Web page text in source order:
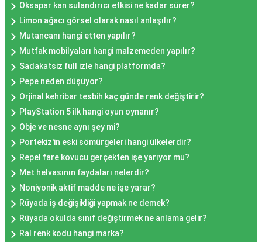
Oksapar kan sulandırıcı etkisi ne kadar sürer?
Limon ağacı görsel olarak nasıl anlaşılır?
Mutancanı hangi etten yapılır?
Mutfak mobilyaları hangi malzemeden yapılır?
Sadakatsiz full izle hangi platformda?
Pepe neden düşüyor?
Orjinal kehribar tesbih kaç günde renk değiştirir?
PlayStation 5 ilk hangi oyun oynanır?
Obje ve nesne aynı şey mi?
Portekiz'in eski sömürgeleri hangi ülkelerdir?
Repel fare kovucu gerçekten işe yarıyor mu?
Met helvasının faydaları nelerdir?
Noniyonik aktif madde ne işe yarar?
Rüyada iş değişikliği yapmak ne demek?
Rüyada okulda sınıf değiştirmek ne anlama gelir?
Ral renk kodu hangi marka?